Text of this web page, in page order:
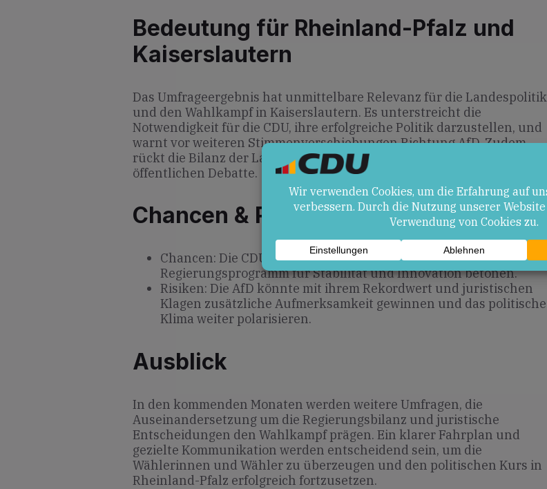
Bedeutung für Rheinland-Pfalz und
Kaiserslautern
Das Umfrageergebnis hat unmittelbare Relevanz für die Landespolitik
und den Wahlkampf in Kaiserslautern. Es unterstreicht die
Notwendigkeit für die CDU, ihre erfolgreiche Politik darzustellen, und
warnt vor weiteren Stimmenverschiebungen Richtung AfD. Zudem
rückt die Bilanz der Landesregierung in den Mittelpunkt der
öffentlichen Debatte.
Chancen & Risiken
Chancen: Die CDU kann ihre Führung ausbauen und ihr
Regierungsprogramm für Stabilität und Innovation betonen.
Risiken: Die AfD könnte mit ihrem Rekordwert und juristischen
Klagen zusätzliche Aufmerksamkeit gewinnen und das politische
Klima weiter polarisieren.
Ausblick
In den kommenden Monaten werden weitere Umfragen, die
Auseinandersetzung um die Regierungsbilanz und juristische
Entscheidungen den Wahlkampf prägen. Ein klarer Fahrplan und
gezielte Kommunikation werden entscheidend sein, um die
Wählerinnen und Wähler zu überzeugen und den politischen Kurs in
Rheinland-Pfalz erfolgreich fortzusetzen.